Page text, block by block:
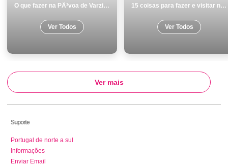
O que fazer na PÃ³voa de Varzim os 10 melhores locais para visitar
Ver Todos
15 coisas para fazer e visitar no inverno em Beja
Ver Todos
Ver mais
Suporte
Portugal de norte a sul
Informações
Enviar Email